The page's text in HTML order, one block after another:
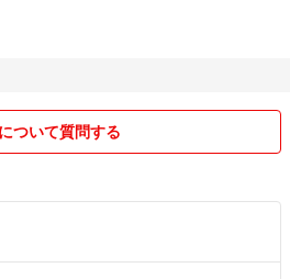
ついて質問する